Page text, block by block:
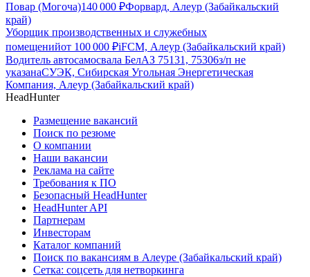
Повар (Могоча)140 000 ₽Форвард, Алеур (Забайкальский
край)
Уборщик производственных и служебных
помещенийот 100 000 ₽iFCM, Алеур (Забайкальский край)
Водитель автосамосвала БелАЗ 75131, 75306з/п не
указанаСУЭК, Сибирская Угольная Энергетическая
Компания, Алеур (Забайкальский край)
HeadHunter
Размещение вакансий
Поиск по резюме
О компании
Наши вакансии
Реклама на сайте
Требования к ПО
Безопасный HeadHunter
HeadHunter API
Партнерам
Инвесторам
Каталог компаний
Поиск по вакансиям в Алеуре (Забайкальский край)
Сетка: соцсеть для нетворкинга